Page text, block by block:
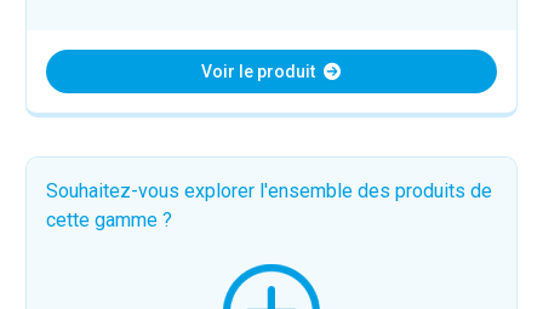
Voir le produit
Souhaitez-vous explorer l'ensemble des produits de
cette gamme ?